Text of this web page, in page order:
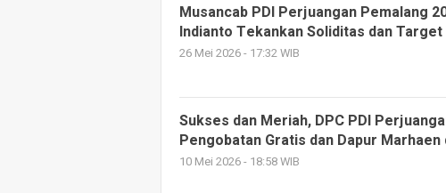
Musancab PDI Perjuangan Pemalang
Indianto Tekankan Soliditas dan Target
26 Mei 2026 - 17:32 WIB
Sukses dan Meriah, DPC PDI
Pengobatan Gratis dan Dapur
10 Mei 2026 - 18:58 WIB